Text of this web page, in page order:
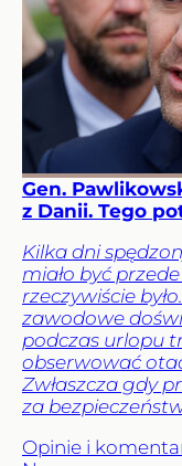
Gen.
z Danii. Tego
Kilka dni
miało być
rzeczywiście
zawodowe
podczas urlopu
obserwować
Zwłaszcza gdy
za
Opinie i